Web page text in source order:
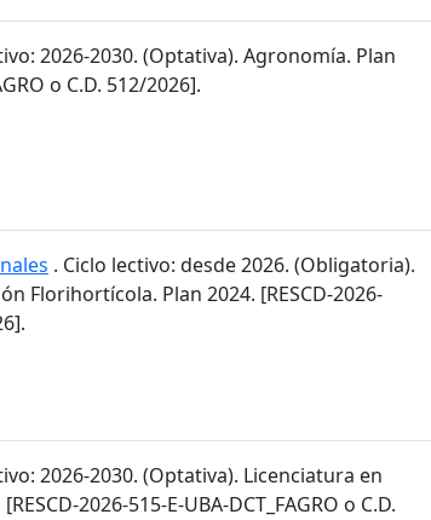
2026-2030. (Optativa). Agronomía. Plan
o C.D. 512/2026].
. Ciclo lectivo: desde 2026. (Obligatoria).
Florihortícola. Plan 2024. [RESCD-2026-
2026-2030. (Optativa). Licenciatura en
2026-515-E-UBA-DCT_FAGRO o C.D.